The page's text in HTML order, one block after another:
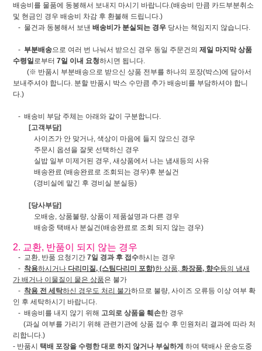
배송비를 물품에 동봉해서 보내지 마시기 바랍니다.(배송비 만큼 카드부분취소
및 현금인 경우 배송비 차감 후 환불해 드립니다.)
- 물건과 동봉해서 보낸 배송비가 분실되는 경우 당사는 책임지지 않습니다.
- 부분배송으로 여러 번 나눠서 받으신 경우 동일 주문건의 제일 마지막 상품
수령일 로부터 7일 이내 요청하시면 됩니다.
(※ 반품시 부분배송으로 받으신 상품 전부를 하나의 포장(박스)에 담아서
보내주셔야 합니다. 분할 반품시 박스 수만큼 추가 배송비를 부담하셔야 합니
다.)
- 배송비 부담 주체는 아래와 같이 구분합니다.
[고객부담]
사이즈가 안 맞거나, 색상이 마음에 들지 않으신 경우
주문시 옵션을 잘못 선택하신 경우
실밥 일부 미제거된 경우, 새상품에서 나는 냄새등의 사유
배송완료 (배송완료로 조회되는 경우)후 분실건
(경비실에 맡긴 후 경비실 분실등)
[당사부담]
오배송, 상품불량, 상품이 제품설명과 다른 경우
배송중 택배사 분실건(배송완료로 조회 되지 않는 경우)
2. 교환, 반품이 되지 않는 경우
- 교환, 반품 요청기간 7일 경과 후 접수하시는 경우
- 착용하시거나 다리미질, (스팀다리미 포함)한 상품, 화장품, 향수등의 냄새
가 배거나 이물질이 뭍은 상품은 불가
- 착용 전 세탁하신 경우도 처리 불가하므로 불량, 사이즈 오류등 이상 여부 확
인 후 세탁하시기 바랍니다.
- 배송비를 내지 않기 위해 고의로 상품을 훼손한 경우
(과실 여부를 가리기 위해 관련기관에 상품 접수 후 민원처리 결과에 따라 처
리합니다.)
- 반품시 택배 포장을 수령한 대로 하지 않거나 부실하게 하여 택배사 운송도중